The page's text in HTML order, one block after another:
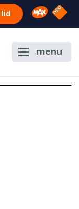
Omroep
NPO
menu
niet
met onze